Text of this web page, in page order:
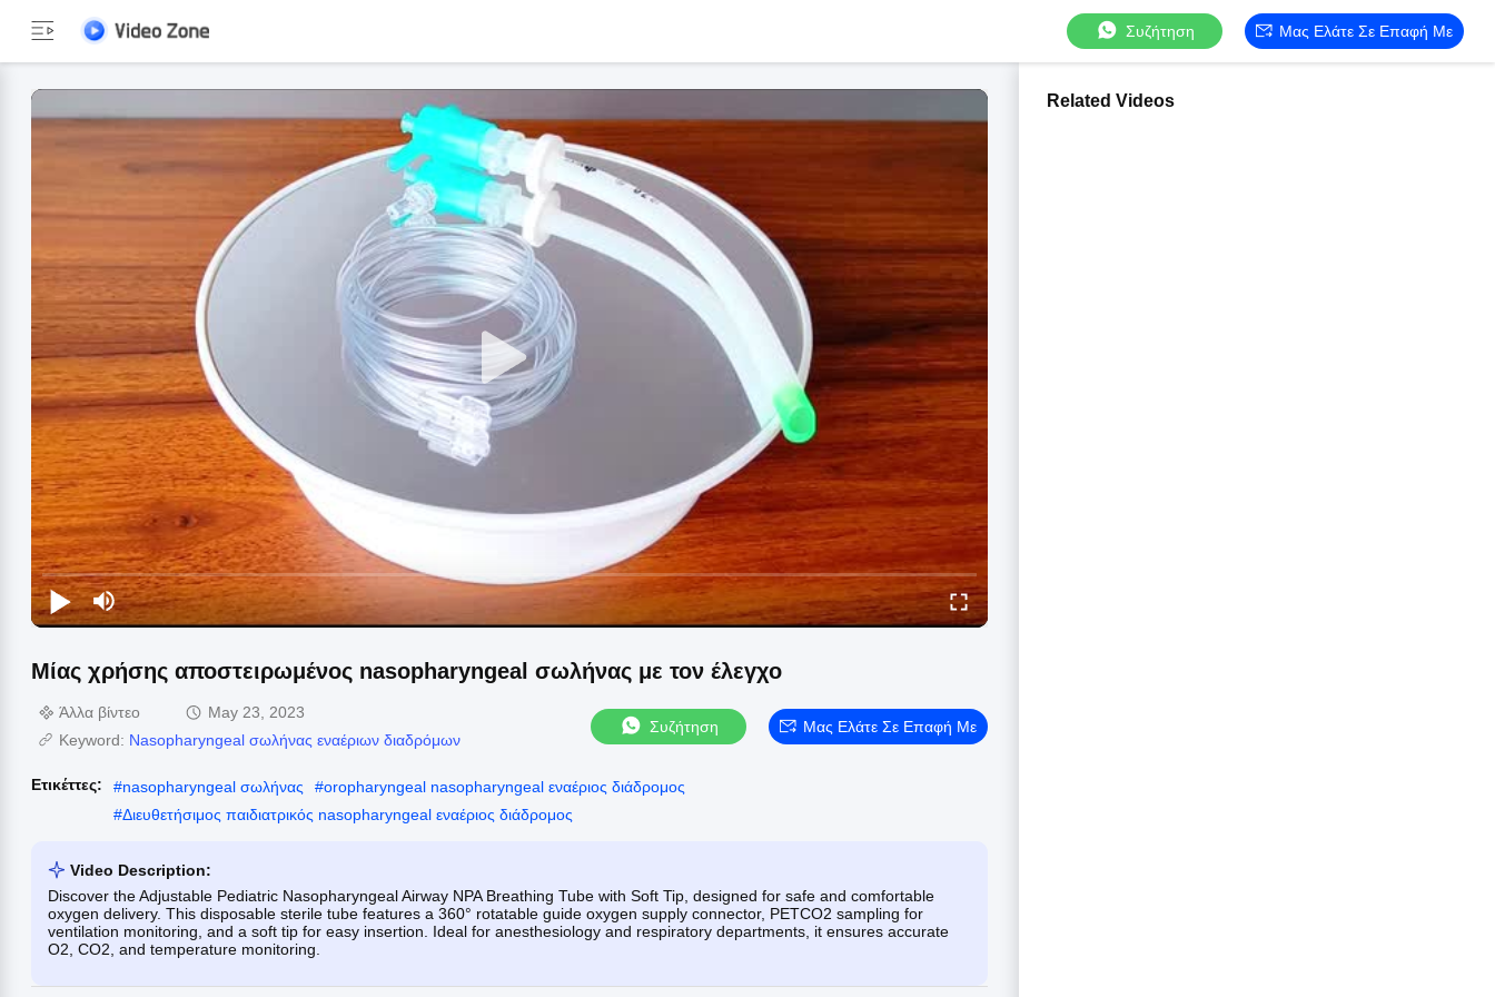
Συζήτηση Μας Ελάτε Σε Επαφή Με
Μίας χρήσης αποστειρωμένος nasopharyngeal σωλήνας με τον έλεγχο
Άλλα βίντεο
May 23, 2023
Keyword: Nasopharyngeal σωλήνας εναέριων διαδρόμων
Συζήτηση Μας Ελάτε Σε Επαφή Με
Ετικέττες: #nasopharyngeal σωλήνας #oropharyngeal nasopharyngeal εναέριος διάδρομος
#Διευθετήσιμος παιδιατρικός nasopharyngeal εναέριος διάδρομος
Video Description:
Discover the Adjustable Pediatric Nasopharyngeal Airway NPA Breathing Tube with Soft Tip, designed for safe and comfortable
oxygen delivery. This disposable sterile tube features a 360° rotatable guide oxygen supply connector, PETCO2 sampling for
ventilation monitoring, and a soft tip for easy insertion. Ideal for anesthesiology and respiratory departments, it ensures accurate
O2, CO2, and temperature monitoring.
Related Videos